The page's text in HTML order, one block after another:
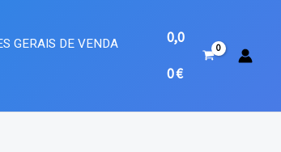
GERAIS DE VENDA
0,0
0€